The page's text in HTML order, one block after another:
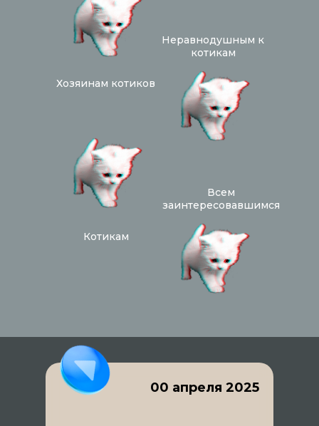
Всем
заинтересовавшимся
Неравнодушным к
котикам
Котикам
Хозяинам котиков
00 апреля 2025